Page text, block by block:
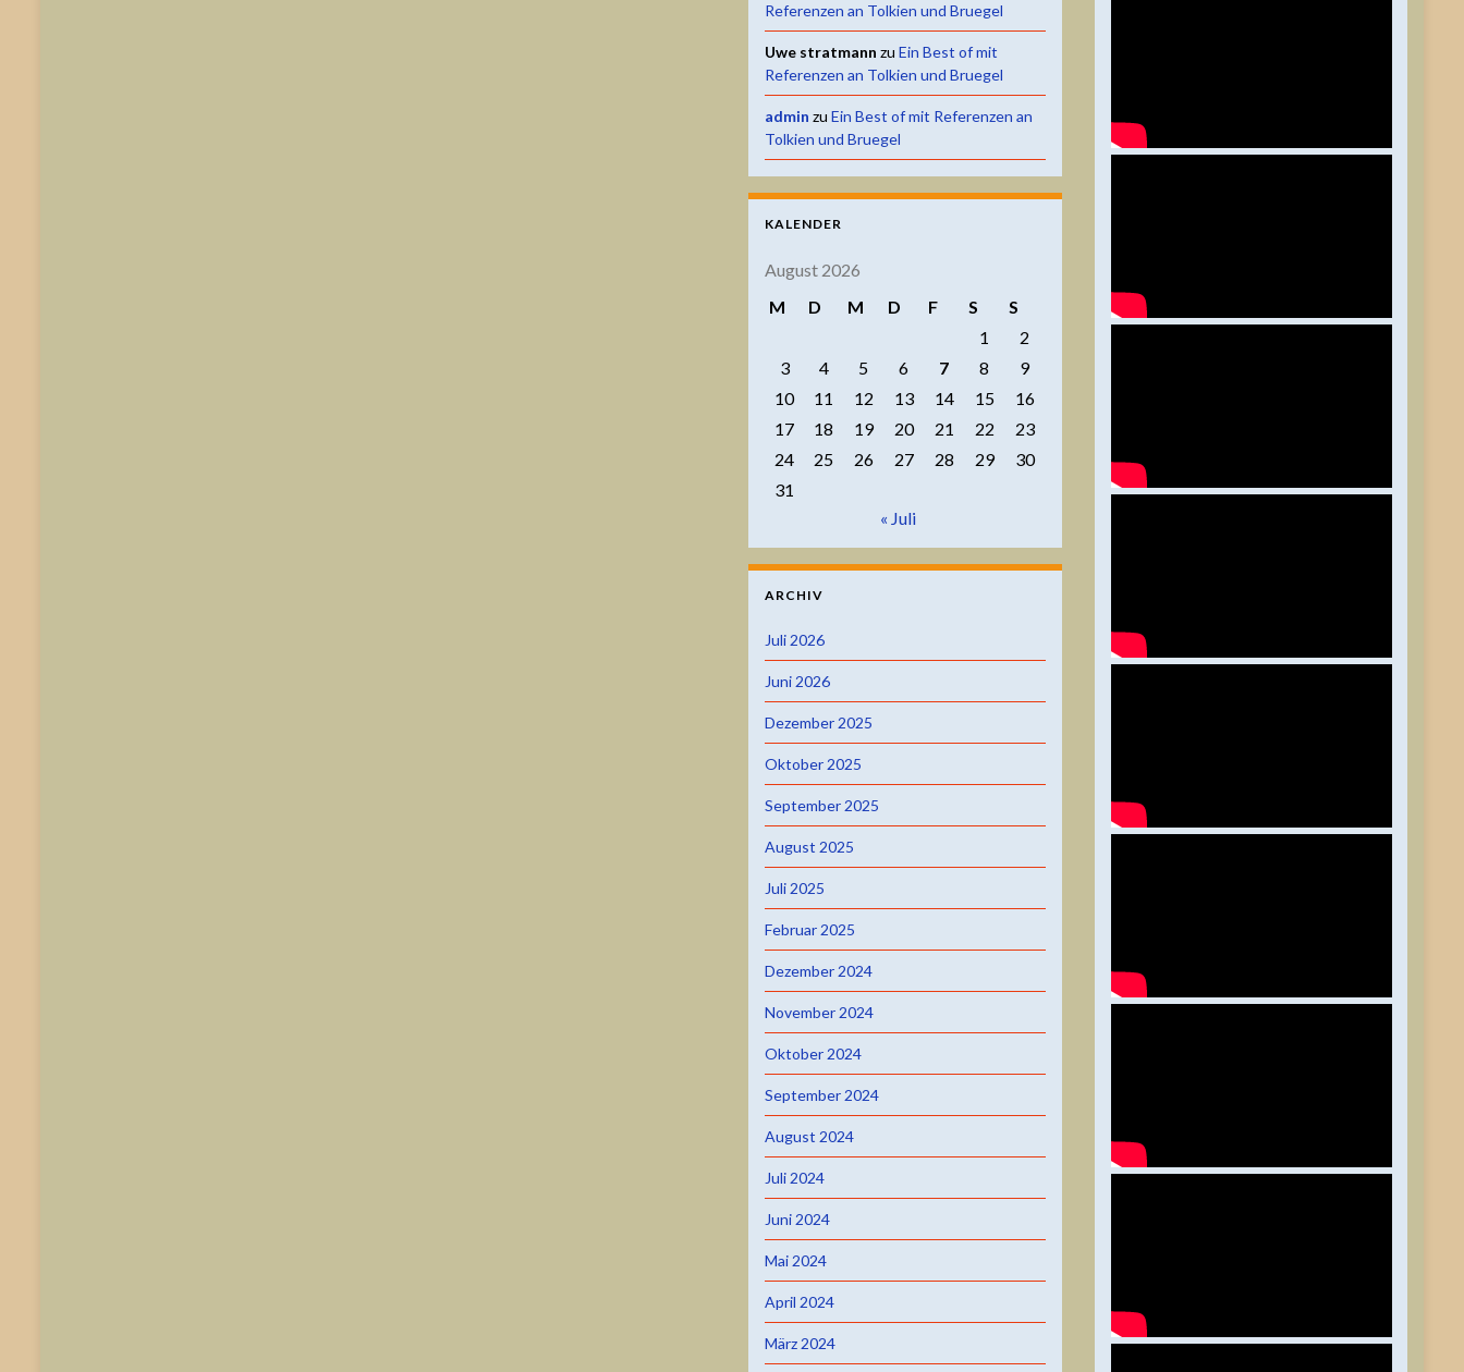
Referenzen an Tolkien und Bruegel
Uwe stratmann zu Ein Best of mit
Referenzen an Tolkien und Bruegel
admin zu Ein Best of mit Referenzen an
Tolkien und Bruegel
KALENDER
August 2026
M
D M D F S
S
1
2
3
4 5 6 7 8
9
10
11 12 13 14 15
16
17
18 19 20 21 22
23
24
25 26 27 28 29
30
31
« Juli
ARCHIV
Juli 2026
Juni 2026
Dezember 2025
Oktober 2025
September 2025
August 2025
Juli 2025
Februar 2025
Dezember 2024
November 2024
Oktober 2024
September 2024
August 2024
Juli 2024
Juni 2024
Mai 2024
April 2024
März 2024